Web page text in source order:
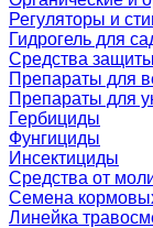
Регуляторы и
Гидрогель для
Средства
Препараты для
Препараты для
Гербициды
Фунгициды
Инсектициды
Средства от
Семена
Линейка